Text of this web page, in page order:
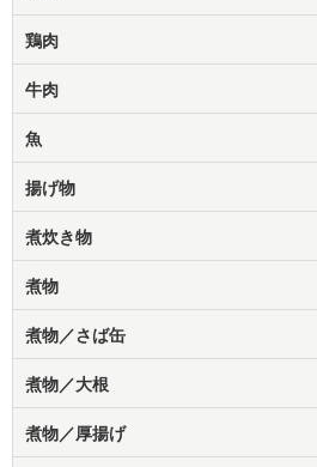
鶏肉
牛肉
魚
揚げ物
煮炊き物
煮物
煮物／さば缶
煮物／大根
煮物／厚揚げ